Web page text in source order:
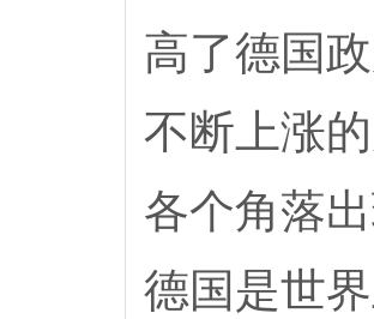
高了德国
不断上涨
各个角落
德国是世